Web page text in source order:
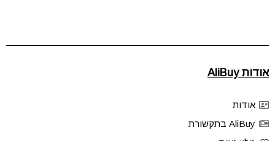
אודות AliBuy
אודות
AliBuy בתקשורת